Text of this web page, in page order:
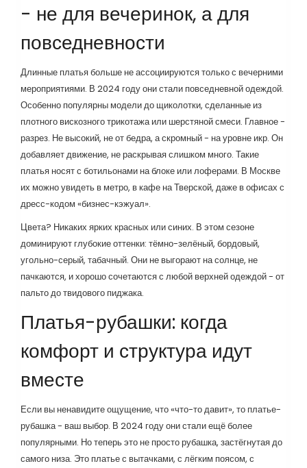
- не для вечеринок, а для
повседневности
Длинные платья больше не ассоциируются только с вечерними
мероприятиями. В 2024 году они стали повседневной одеждой.
Особенно популярны модели до щиколотки, сделанные из
плотного вискозного трикотажа или шерстяной смеси. Главное -
разрез. Не высокий, не от бедра, а скромный - на уровне икр. Он
добавляет движение, не раскрывая слишком много. Такие
платья носят с ботильонами на блоке или лоферами. В Москве
их можно увидеть в метро, в кафе на Тверской, даже в офисах с
дресс-кодом «бизнес-кэжуал».
Цвета? Никаких ярких красных или синих. В этом сезоне
доминируют глубокие оттенки: тёмно-зелёный, бордовый,
угольно-серый, табачный. Они не выгорают на солнце, не
пачкаются, и хорошо сочетаются с любой верхней одеждой - от
пальто до твидового пиджака.
Платья-рубашки: когда
комфорт и структура идут
вместе
Если вы ненавидите ощущение, что «что-то давит», то платье-
рубашка - ваш выбор. В 2024 году они стали ещё более
популярными. Но теперь это не просто рубашка, застёгнутая до
самого низа. Это платье с вытачками, с лёгким поясом, с